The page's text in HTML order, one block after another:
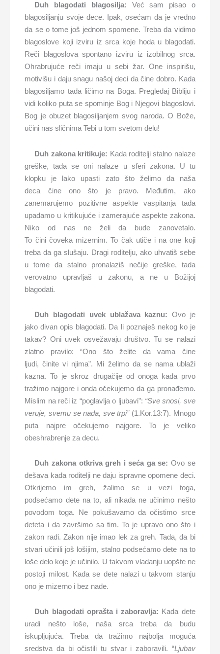
Duh blagodati blagosilja: Već sam pisao o
blagosiljanju svoje dece. Ipak, osećam da je vredno
da se o tome još jednom spomene. Treba da vidimo
blagoslove koji izviru iz srca koje hoda u blagodati.
Reči blagoslova spontano izviru iz izobilnog srca.
Ohrabrujuće reči imaju u sebi žar. One inspirišu,
motivišu i daju snagu našoj deci da čine dobro. Kada
blagosiljamo tada ličimo na Boga. Pregledaj Bibliju i
vidi koliko puta se spominje Bog i Njegovi blagoslovi.
Bog je obuzet blagosiljanjem svog naroda. O Bože,
učini nas sličnima Tebi u tom svetom delu!
Duh zakona kritikuje: Kada roditelji stalno nalaze
greške, tada se oni nalaze u sferi zakona. U tu
klopku je lako upasti zato što želimo da naša
deca čine ono što je pravo. Međutim, ako
zanemarujemo pozitivne aspekte vaspitanja tada
upadamo u kritikujuće i zamerajuće aspekte zakona.
Niko od nas ne želi da bude zanovetalo.
To čini čoveka mizernim. To čak utiče i na one koji
treba da ga slušaju. Dragi roditelju, ako uhvatiš sebe
u tome da stalno pronalaziš nečije greške, tada
verovatno upravljaš u zakonu, a ne u Božijoj
blagodati.
Duh blagodati uvek ublažava kaznu: Ovo je
jako divan opis blagodati. Da li poznaješ nekog ko je
takav? Oni uvek osvežavaju društvo. Tu se nalazi
zlatno pravilo: “Ono što želite da vama čine
ljudi, činite vi njima”. Mi želimo da se nama ublaži
kazna. To je skroz drugačije od onoga kada prvo
tražimo najgore i onda očekujemo da ga pronađemo.
Mislim na reči iz “poglavlja o ljubavi”: “Sve snosi, sve
veruje, svemu se nada, sve trpi”(1.Kor.13:7). Mnogo
puta najpre očekujemo najgore. To je veliko
obeshrabrenje za decu.
Duh zakona otkriva greh i seća ga se:Ovo se
dešava kada roditelji ne daju ispravne opomene deci.
Otkrijemo im greh, žalimo se u vezi toga,
podsećamo dete na to, ali nikada ne učinimo nešto
povodom toga. Ne pokušavamo da očistimo srce
deteta i da završimo sa tim. To je upravo ono što i
zakon radi. Zakon nije imao lek za greh. Tada, da bi
stvari učinili još lošijim, stalno podsećamo dete na to
loše delo koje je učinilo. U takvom vladanju uopšte ne
postoji milost. Kada se dete nalazi u takvom stanju
ono je mizerno i bez nade.
Duh blagodati oprašta i zaboravlja: Kada dete
uradi nešto loše, naša srca treba da budu
iskupljujuća. Treba da tražimo najbolja moguća
sredstva da bi očistili tu stvar i zaboravili. “Ljubav